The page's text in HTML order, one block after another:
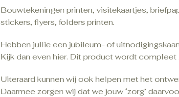
Bouwtekeningen printen, visitekaartjes,
stickers, flyers, folders printen.
Hebben jullie een jubileum- of
Kijk dan even hier. Dit product wordt
Uiteraard kunnen wij ook helpen met het
Daarmee zorgen wij dat we jouw ‘zorg’